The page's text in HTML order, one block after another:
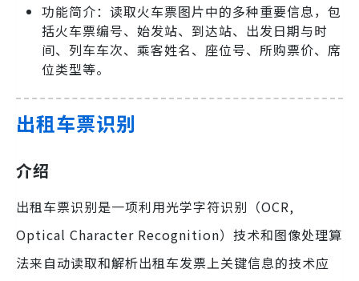
功能简介：读取火车票图片中的多种重要信息，包
括火车票编号、始发站、到达站、出发日期与时
间、列车车次、乘客姓名、座位号、所购票价、席
位类型等。
出租车票识别
介绍
出租车票识别是一项利用光学字符识别（OCR,
Optical Character Recognition）技术和图像处理算
法来自动读取和解析出租车发票上关键信息的技术应